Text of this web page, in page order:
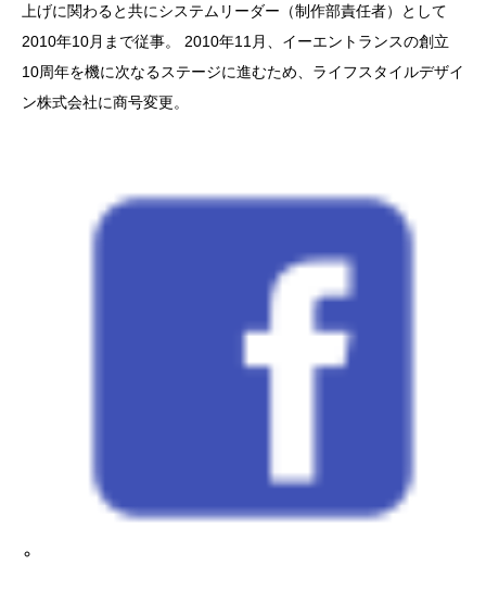
上げに関わると共にシステムリーダー（制作部責任者）として
2010年10月まで従事。 2010年11月、イーエントランスの創立
10周年を機に次なるステージに進むため、ライフスタイルデザイ
ン株式会社に商号変更。